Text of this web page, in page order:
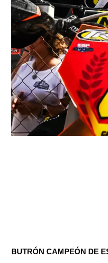
BUTRÓN CAMPEÓN DE